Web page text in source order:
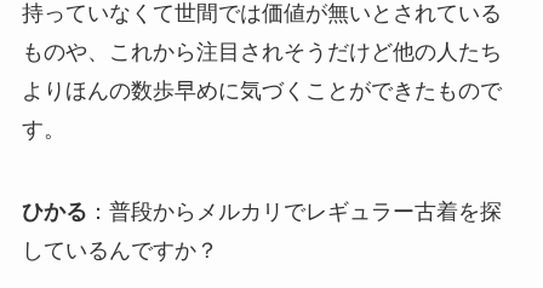
持っていなくて世間では価値が無いとされている
ものや、これから注目されそうだけど他の人たち
よりほんの数歩早めに気づくことができたもので
す。
ひかる ：普段からメルカリでレギュラー古着を探
しているんですか？